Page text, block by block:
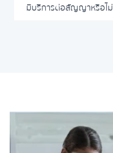
มีบริการต่อสัญญาหรือไม่